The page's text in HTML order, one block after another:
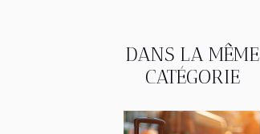
DANS LA MÊME
CATÉGORIE